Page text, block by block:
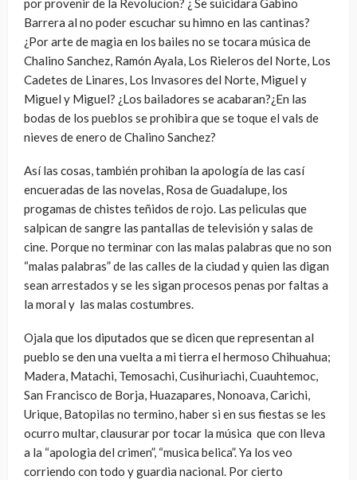
por provenir de la Revolucíon? ¿ Se suicidara Gabino
Barrera al no poder escuchar su himno en las cantinas?
¿Por arte de magia en los bailes no se tocara música de
Chalino Sanchez, Ramón Ayala, Los Rieleros del Norte, Los
Cadetes de Linares, Los Invasores del Norte, Miguel y
Miguel y Miguel? ¿Los bailadores se acabaran?¿En las
bodas de los pueblos se prohibira que se toque el vals de
nieves de enero de Chalino Sanchez?
Así las cosas, también prohiban la apología de las casí
encueradas de las novelas, Rosa de Guadalupe, los
progamas de chistes teñidos de rojo. Las peliculas que
salpican de sangre las pantallas de televisión y salas de
cine. Porque no terminar con las malas palabras que no son
“malas palabras” de las calles de la ciudad y quien las digan
sean arrestados y se les sigan procesos penas por faltas a
la moral y las malas costumbres.
Ojala que los diputados que se dicen que representan al
pueblo se den una vuelta a mi tierra el hermoso Chihuahua;
Madera, Matachi, Temosachi, Cusihuriachi, Cuauhtemoc,
San Francisco de Borja, Huazapares, Nonoava, Carichi,
Urique, Batopilas no termino, haber si en sus fiestas se les
ocurro multar, clausurar por tocar la música que con lleva
a la “apologia del crimen”, “musica belica”. Ya los veo
corriendo con todo y guardia nacional. Por cierto